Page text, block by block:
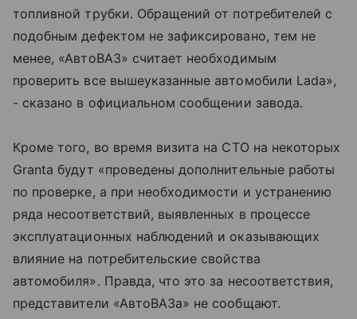
топливной трубки. Обращений от потребителей с
подобным дефектом не зафиксировано, тем не
менее, «АвтоВАЗ» считает необходимым
проверить все вышеуказанные автомобили Lada»,
- сказано в официальном сообщении завода.
Кроме того, во время визита на СТО на некоторых
Granta будут «проведены дополнительные работы
по проверке, а при необходимости и устранению
ряда несоответствий, выявленных в процессе
эксплуатационных наблюдений и оказывающих
влияние на потребительские свойства
автомобиля». Правда, что это за несоответствия,
представители «АвтоВАЗа» не сообщают.